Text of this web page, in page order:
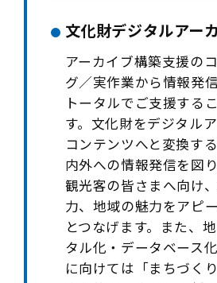
文化財デジタルアー
アーカイブ構築支援の
グ／実作業から情報発
トータルでご支援する
す。文化財をデジタル
コンテンツへと変換す
内外への情報発信を図
観光客の皆さまへ向け
力、地域の魅力をアピ
とつなげます。また、
タル化・データベース
に向けては「まちづく